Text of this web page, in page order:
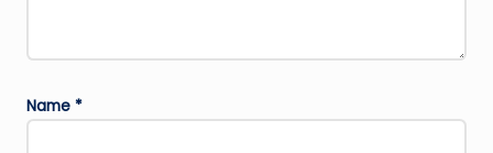
Name *